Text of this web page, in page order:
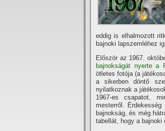
eddig is elhalmozott
bajnoki lapszemléhez
Először az 1967.
bajnokságát nyerte a
ötletes fotója (a
a sikerben döntő
nyilatkoznak a
1967-es csapatot,
mesterről.
bajnokság, és még
tabellát, hogy a